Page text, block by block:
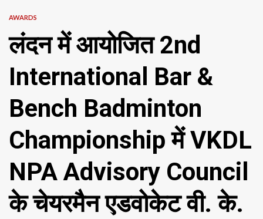
AWARDS
लंदन में आयोजित 2nd
International Bar &
Bench Badminton
Championship में VKDL
NPA Advisory Council
के चेयरमैन एडवोकेट वी. के.